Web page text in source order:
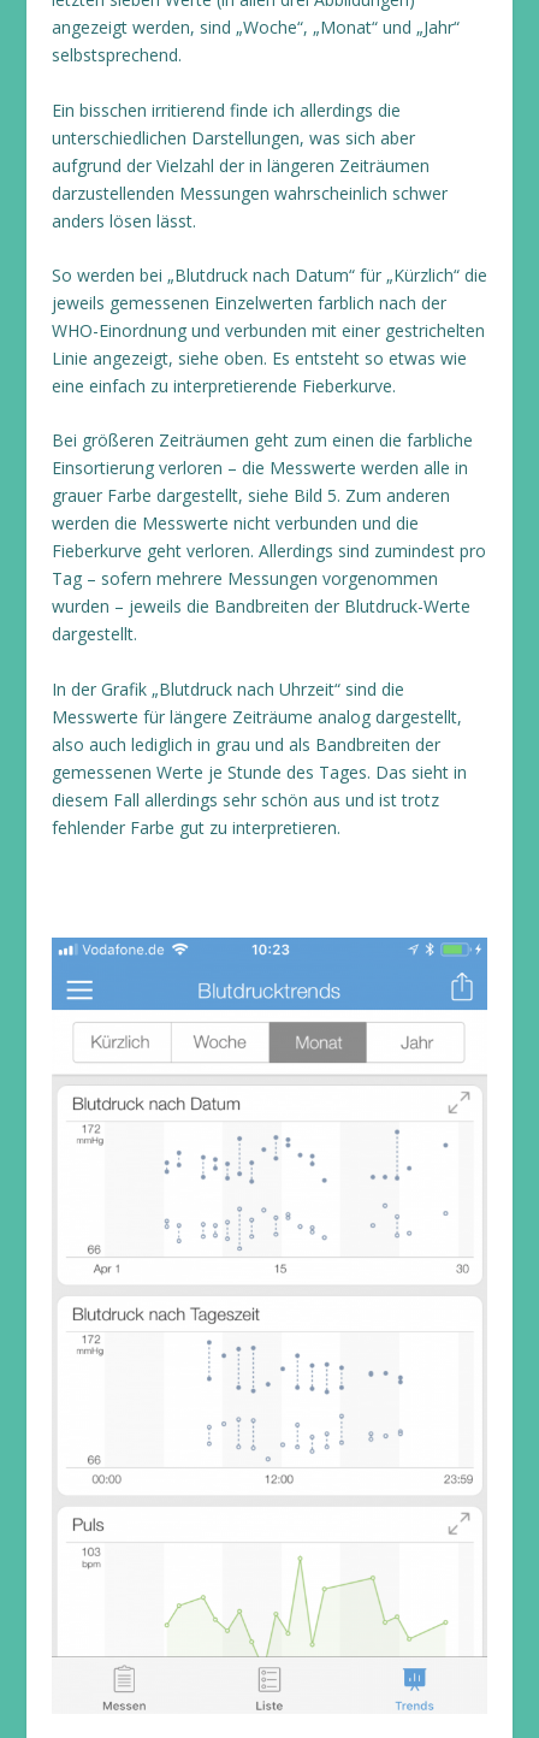
angezeigt werden, sind „Woche“, „Monat“ und „Jahr“
selbstsprechend.
Ein bisschen irritierend finde ich allerdings die
unterschiedlichen Darstellungen, was sich aber
aufgrund der Vielzahl der in längeren Zeiträumen
darzustellenden Messungen wahrscheinlich schwer
anders lösen lässt.
So werden bei „Blutdruck nach Datum“ für „Kürzlich“ die
jeweils gemessenen Einzelwerten farblich nach der
WHO-Einordnung und verbunden mit einer gestrichelten
Linie angezeigt, siehe oben. Es entsteht so etwas wie
eine einfach zu interpretierende Fieberkurve.
Bei größeren Zeiträumen geht zum einen die farbliche
Einsortierung verloren – die Messwerte werden alle in
grauer Farbe dargestellt, siehe Bild 5. Zum anderen
werden die Messwerte nicht verbunden und die
Fieberkurve geht verloren. Allerdings sind zumindest pro
Tag – sofern mehrere Messungen vorgenommen
wurden – jeweils die Bandbreiten der Blutdruck-Werte
dargestellt.
In der Grafik „Blutdruck nach Uhrzeit“ sind die
Messwerte für längere Zeiträume analog dargestellt,
also auch lediglich in grau und als Bandbreiten der
gemessenen Werte je Stunde des Tages. Das sieht in
diesem Fall allerdings sehr schön aus und ist trotz
fehlender Farbe gut zu interpretieren.